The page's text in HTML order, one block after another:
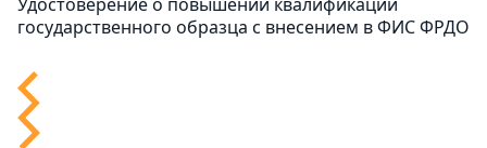
Удостоверение о повышении квалификации
государственного образца с внесением в ФИС ФРДО